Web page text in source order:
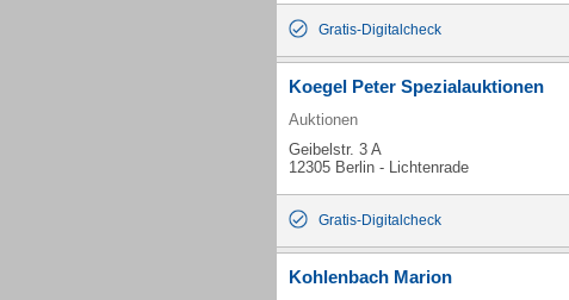
Gratis-Digitalcheck
Koegel Peter Spezialauktionen
Auktionen
Geibelstr. 3 A
12305 Berlin - Lichtenrade
Gratis-Digitalcheck
Kohlenbach Marion